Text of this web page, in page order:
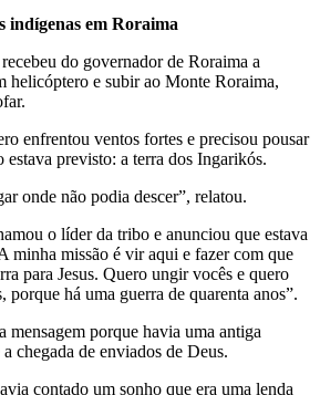
indígenas em Roraima
do governador de Roraima a
helicóptero e subir ao Monte Roraima,
enfrentou ventos fortes e precisou pousar
estava previsto: a terra dos Ingarikós.
onde não podia descer”, relatou.
o líder da tribo e anunciou que estava
minha missão é vir aqui e fazer com que
para Jesus. Quero ungir vocês e quero
porque há uma guerra de quarenta anos”.
mensagem porque havia uma antiga
chegada de enviados de Deus.
contado um sonho que era uma lenda